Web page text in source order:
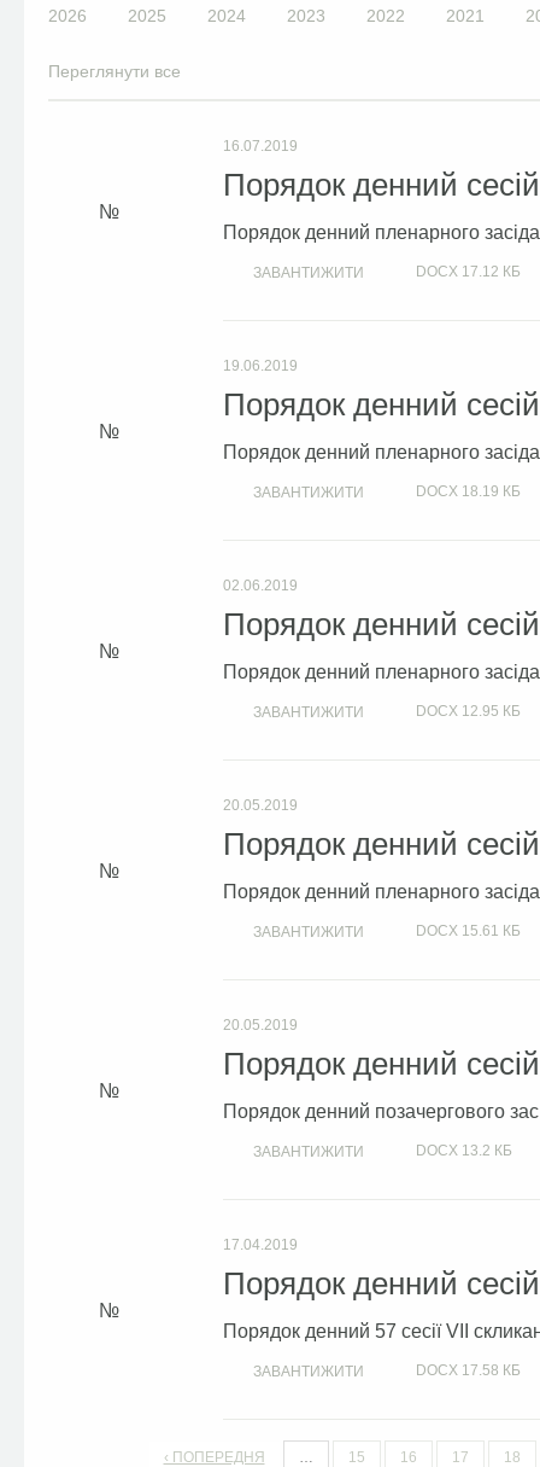
2026 2025 2024 2023 2022 2021
Переглянути все
16.07.2019
Порядок денний
Порядок денний пленарного
ЗАВАНТИЖИТИ DOCX 17.12 КБ
19.06.2019
Порядок денний
Порядок денний пленарного
ЗАВАНТИЖИТИ DOCX 18.19 КБ
02.06.2019
Порядок денний
Порядок денний пленарного
ЗАВАНТИЖИТИ DOCX 12.95 КБ
20.05.2019
Порядок денний
Порядок денний пленарного
ЗАВАНТИЖИТИ DOCX 15.61 КБ
20.05.2019
Порядок денний
Порядок денний позачергового
ЗАВАНТИЖИТИ DOCX 13.2 КБ
17.04.2019
Порядок денний
Порядок денний 57 сесії VII
ЗАВАНТИЖИТИ DOCX 17.58 КБ
‹ ПОПЕРЕДНЯ … 15 16 17 18